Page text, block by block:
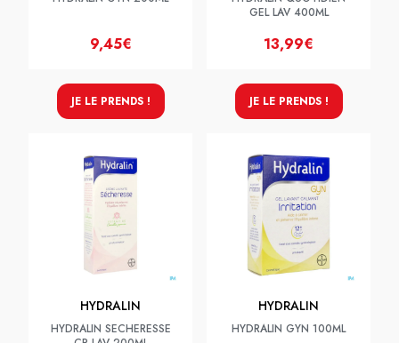
9,45€
JE LE PRENDS !
GEL LAV 400ML
13,99€
JE LE PRENDS !
HYDRALIN
HYDRALIN SECHERESSE
HYDRALIN
HYDRALIN GYN 100ML